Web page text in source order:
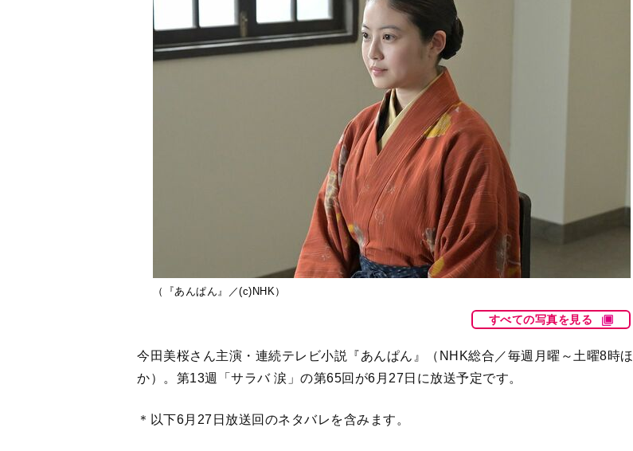
（『あんぱん』／(c)NHK）
すべての写真を見る
今田美桜さん主演・連続テレビ小説『あんぱん』（NHK総合／毎週月曜～土曜8時ほ
か）。第13週「サラバ 涙」の第65回が6月27日に放送予定です。
＊以下6月27日放送回のネタバレを含みます。